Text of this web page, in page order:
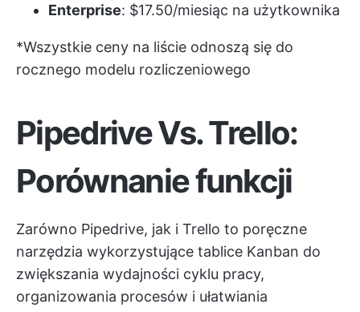
Enterprise: $17.50/miesiąc na użytkownika
*Wszystkie ceny na liście odnoszą się do
rocznego modelu rozliczeniowego
Pipedrive Vs. Trello:
Porównanie funkcji
Zarówno Pipedrive, jak i Trello to poręczne
narzędzia wykorzystujące tablice Kanban do
zwiększania wydajności cyklu pracy,
organizowania procesów i ułatwiania